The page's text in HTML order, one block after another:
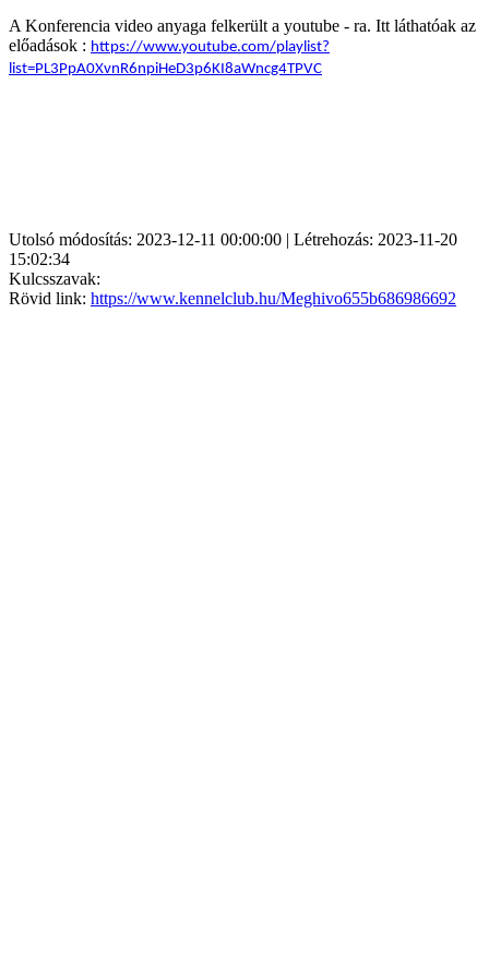
A Konferencia video anyaga felkerült a youtube - ra. Itt láthatóak az
előadások : https://www.youtube.com/playlist?
list=PL3PpA0XvnR6npiHeD3p6KI8aWncg4TPVC
Utolsó módosítás: 2023-12-11 00:00:00 | Létrehozás: 2023-11-20
15:02:34
Kulcsszavak:
Rövid link: https://www.kennelclub.hu/Meghivo655b686986692